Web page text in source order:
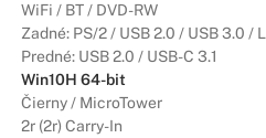
WiFi / BT / DVD-RW
Zadné: PS/2 / USB 2.0 / USB 3.0
Predné: USB 2.0 / USB-C 3.1
Win10H 64-bit
Čierny / MicroTower
2r (2r) Carry-In